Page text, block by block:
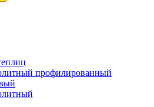
профилированный